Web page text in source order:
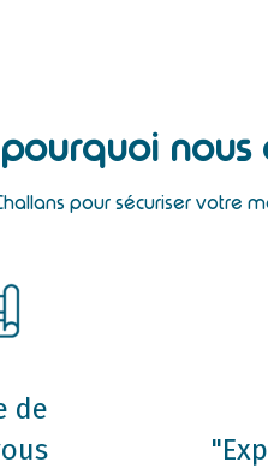
pourquoi nous
pour sécuriser votre
de